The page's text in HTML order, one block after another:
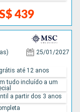
439
25/01/2027
até 12 anos
tudo incluído a um
a partir dos 3 anos